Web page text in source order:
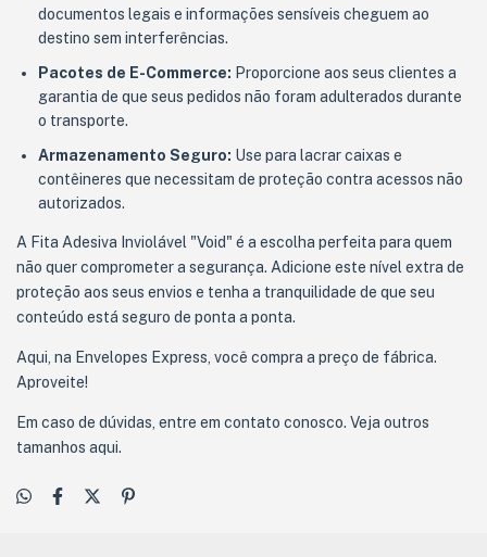
documentos legais e informações sensíveis cheguem ao
destino sem interferências.
Pacotes de E-Commerce: Proporcione aos seus clientes a
garantia de que seus pedidos não foram adulterados durante
o transporte.
Armazenamento Seguro: Use para lacrar caixas e
contêineres que necessitam de proteção contra acessos não
autorizados.
A Fita Adesiva Inviolável "Void" é a escolha perfeita para quem
não quer comprometer a segurança. Adicione este nível extra de
proteção aos seus envios e tenha a tranquilidade de que seu
conteúdo está seguro de ponta a ponta.
Aqui, na Envelopes Express, você compra a preço de fábrica.
Aproveite!
Em caso de dúvidas, entre em contato conosco. Veja outros
tamanhos aqui.